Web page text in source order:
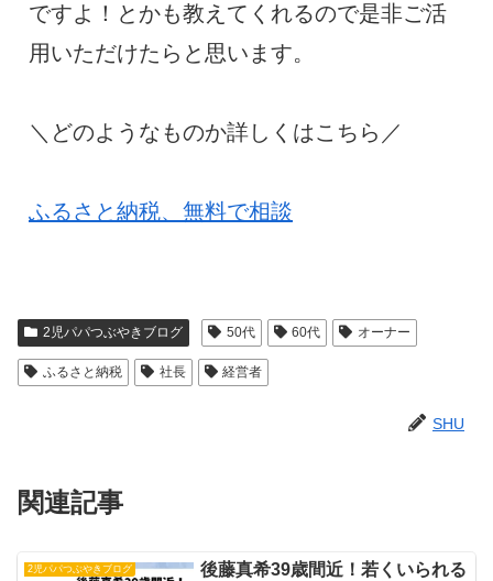
ですよ！とかも教えてくれるので是非ご活
用いただけたらと思います。
＼どのようなものか詳しくはこちら／
ふるさと納税、無料で相談
2児パパつぶやきブログ 50代 60代 オーナー
ふるさと納税 社長 経営者
SHU
関連記事
2児パパつぶやきブログ
後藤真希39歳間近！若くいられる